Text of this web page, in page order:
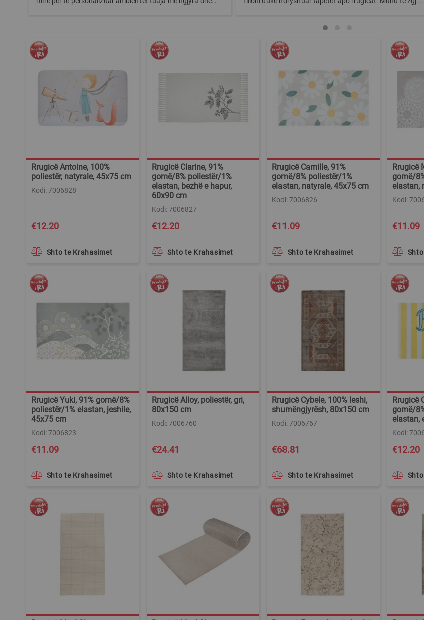
Rrugicë Antoine, 100%
poliestër, natyrale, 45x75 cm
€12.20
Kodi: 7006828
Shto te Krahasimet
Rrugicë Clarine, 91%
gomë/8% poliestër/1%
elastan, bezhë e hapur,
60x90 cm
€12.20
Kodi: 7006827
Shto te Krahasimet
Rrugicë Camille, 91%
gomë/8% poliestër/1%
elastan, natyrale, 45x75 cm
€11.09
Kodi: 7006826
Shto te Krahasimet
Rrugicë
gomë/
elastan,
€11.09
Kodi:
Rrugicë Yuki, 91% gomë/8%
poliestër/1% elastan, jeshile,
45x75 cm
€11.09
Kodi: 7006823
Shto te Krahasimet
Rrugicë Alloy, poliestër, gri,
80x150 cm
€24.41
Kodi: 7006760
Shto te Krahasimet
Rrugicë Cybele, 100% leshi,
shumëngjyrësh, 80x150 cm
€68.81
Kodi: 7006767
Shto te Krahasimet
Rrugicë
gomë/
elastan,
€12.20
Kodi: